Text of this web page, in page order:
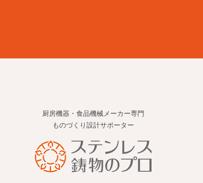
厨房機器・食品機械メーカー専門
ものづくり設計サポーター